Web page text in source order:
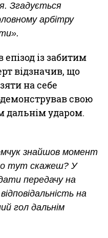
Згадується
арбітру
із забитим
відзначив, що
на себе
свою
дальнім ударом.
знайшов момент
тут скажеш? У
передачу на
на
гол дальнім